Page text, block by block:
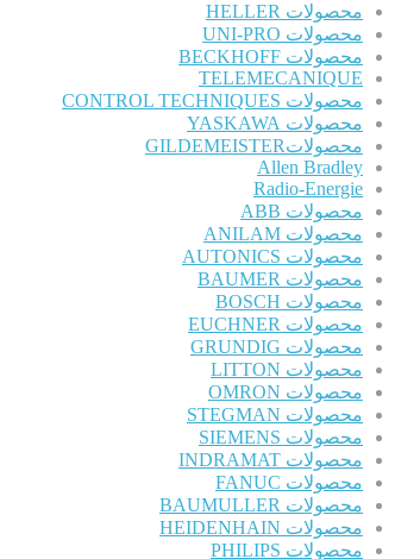
محصولات HELLER
محصولات UNI-PRO
محصولات BECKHOFF
TELEMECANIQUE
محصولات CONTROL TECHNIQUES
محصولات YASKAWA
محصولاتGILDEMEISTER
Allen Bradley
Radio-Energie
محصولات ABB
محصولات ANILAM
محصولات AUTONICS
محصولات BAUMER
محصولات BOSCH
محصولات EUCHNER
محصولات GRUNDIG
محصولات LITTON
محصولات OMRON
محصولات STEGMAN
محصولات SIEMENS
محصولات INDRAMAT
محصولات FANUC
محصولات BAUMULLER
محصولات HEIDENHAIN
محصولات PHILIPS